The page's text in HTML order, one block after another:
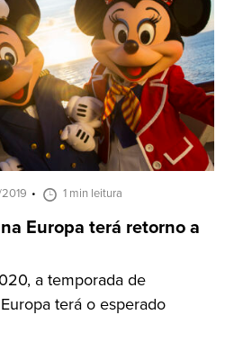
1 min leitura
Europa terá retorno a
a temporada de
terá o esperado